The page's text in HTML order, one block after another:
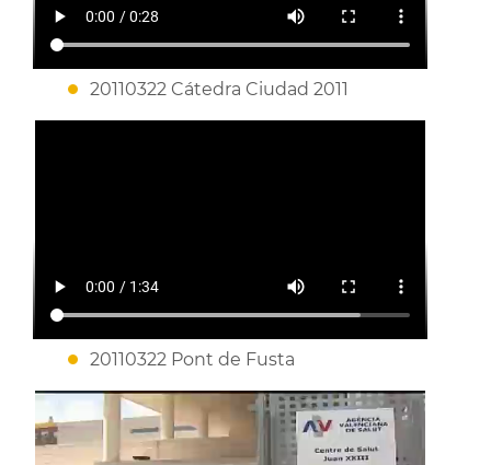
20110322 Cátedra Ciudad 2011
20110322 Pont de Fusta